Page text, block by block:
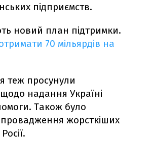
підприємств.
новий план підтримки.
70 мільярдів на
теж просунули
надання Україні
Також було
жорсткіших